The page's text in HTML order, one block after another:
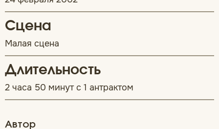
Сцена
Малая сцена
Длительность
2 часа 50 минут с 1 антрактом
Автор